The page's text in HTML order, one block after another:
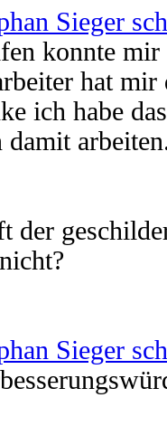
Sieger
konnte
hat mir
ich habe
damit
der
Sieger